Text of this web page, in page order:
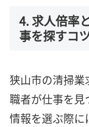
4. 求人倍率
事を探すコ
狭山市の清掃業
職者が仕事を見
情報を選ぶ際